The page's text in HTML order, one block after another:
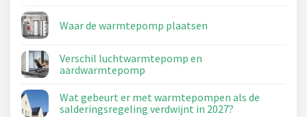
Waar de warmtepomp plaatsen
Verschil luchtwarmtepomp en
aardwarmtepomp
Wat gebeurt er met warmtepompen als de
salderingsregeling verdwijnt in 2027?